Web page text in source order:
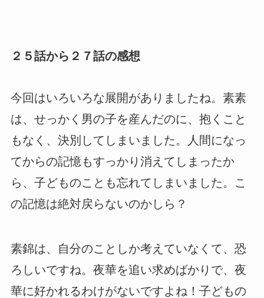
２５話から２７話の感想
今回はいろいろな展開がありましたね。素素
は、せっかく男の子を産んだのに、抱くこと
もなく、決別してしまいました。人間になっ
てからの記憶もすっかり消えてしまったか
ら、子どものことも忘れてしまいました。こ
の記憶は絶対戻らないのかしら？
素錦は、自分のことしか考えていなくて、恐
ろしいですね。夜華を追い求めばかりで、夜
華に好かれるわけがないですよね！子どもの